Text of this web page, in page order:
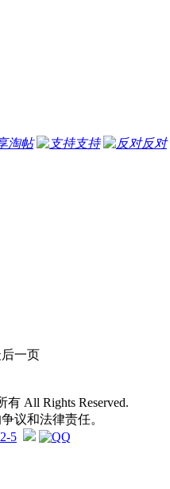
淘帖 支持
反对
一页
有 All Rights Reserved.
议和法律责任。
5